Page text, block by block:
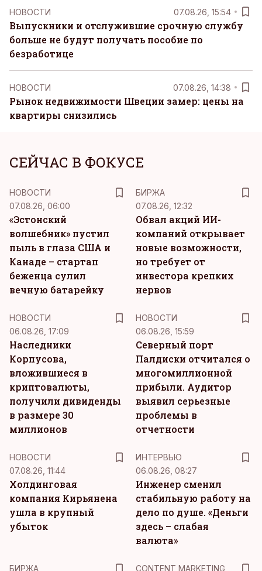
НОВОСТИ 07.08.26, 15:54
Выпускники и отслужившие срочную службу
больше не будут получать пособие по
безработице
НОВОСТИ 07.08.26, 14:38
Рынок недвижимости Швеции замер: цены на
квартиры снизились
СЕЙЧАС В ФОКУСЕ
НОВОСТИ
07.08.26, 06:00
«Эстонский
волшебник» пустил
пыль в глаза США и
Канаде – стартап
беженца сулил
вечную батарейку
БИРЖА
07.08.26, 12:32
Обвал акций ИИ-
компаний открывает
новые возможности,
но требует от
инвестора крепких
нервов
НОВОСТИ
06.08.26, 17:09
Наследники
Корпусова,
вложившиеся в
криптовалюты,
получили дивиденды
в размере 30
миллионов
НОВОСТИ
06.08.26, 15:59
Северный порт
Палдиски отчитался о
многомиллионной
прибыли. Аудитор
выявил серьезные
проблемы в
отчетности
НОВОСТИ
07.08.26, 11:44
Холдинговая
компания Кирьянена
ушла в крупный
убыток
ИНТЕРВЬЮ
06.08.26, 08:27
Инженер сменил
стабильную работу на
дело по душе. «Деньги
здесь – слабая
валюта»
БИРЖА CONTENT MARKETING